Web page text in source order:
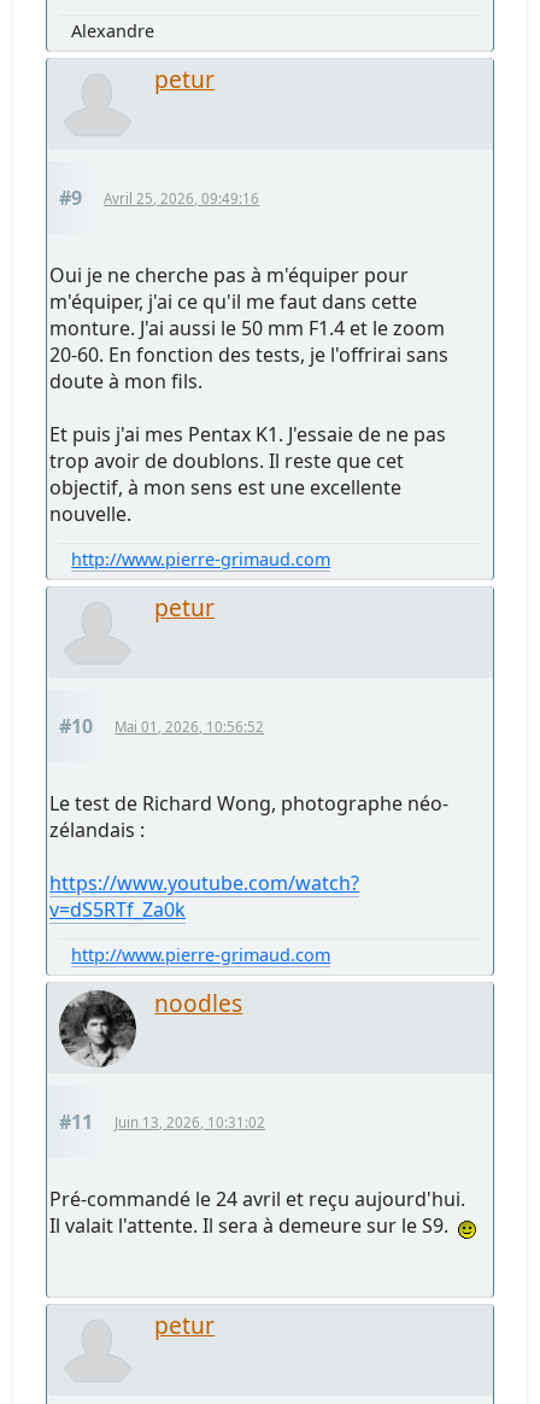
Alexandre
petur
#9 Avril 25, 2026, 09:49:16
Oui je ne cherche pas à m'équiper pour
m'équiper, j'ai ce qu'il me faut dans cette
monture. J'ai aussi le 50 mm F1.4 et le zoom
20-60. En fonction des tests, je l'offrirai sans
doute à mon fils.
Et puis j'ai mes Pentax K1. J'essaie de ne pas
trop avoir de doublons. Il reste que cet
objectif, à mon sens est une excellente
nouvelle.
http://www.pierre-grimaud.com
petur
#10 Mai 01, 2026, 10:56:52
Le test de Richard Wong, photographe néo-
zélandais :
https://www.youtube.com/watch?
v=dS5RTf_Za0k
http://www.pierre-grimaud.com
noodles
#11 Juin 13, 2026, 10:31:02
Pré-commandé le 24 avril et reçu aujourd'hui.
Il valait l'attente. Il sera à demeure sur le S9.
petur